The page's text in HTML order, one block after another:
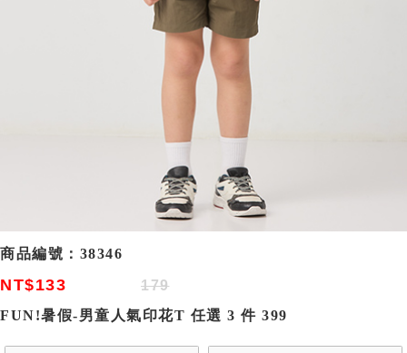
商品編號： 38346
NT$133
179
FUN!暑假-男童人氣印花T 任選 3 件 399